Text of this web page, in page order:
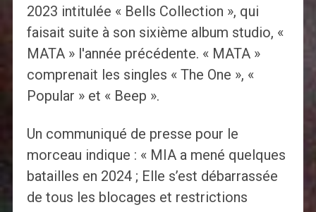
2023 intitulée « Bells Collection », qui
faisait suite à son sixième album studio, «
MATA » l'année précédente. « MATA »
comprenait les singles « The One », «
Popular » et « Beep ».
Un communiqué de presse pour le
morceau indique : « MIA a mené quelques
batailles en 2024 ; Elle s’est débarrassée
de tous les blocages et restrictions